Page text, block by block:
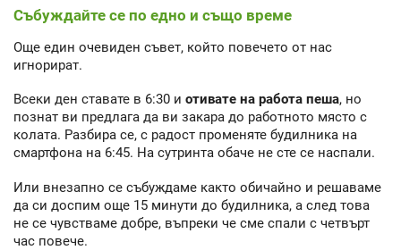
Събуждайте се по едно и също време
Още един очевиден съвет, който повечето от нас
игнорират.
Всеки ден ставате в 6:30 и отивате на работа пеша, но
познат ви предлага да ви закара до работното място с
колата. Разбира се, с радост променяте будилника на
смартфона на 6:45. На сутринта обаче не сте се наспали.
Или внезапно се събуждаме както обичайно и решаваме
да си доспим още 15 минути до будилника, а след това
не се чувстваме добре, въпреки че сме спали с четвърт
час повече.